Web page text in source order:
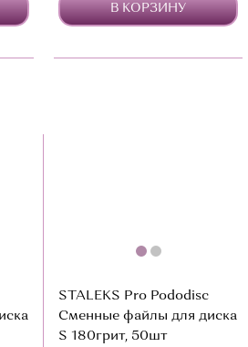
В КОРЗИНУ
STALEKS Pro Pododisc
Сменные файлы для диска
S 180грит, 50шт